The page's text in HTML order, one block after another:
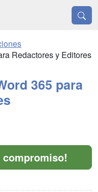
Redactores y Editores
365 para
compromiso!